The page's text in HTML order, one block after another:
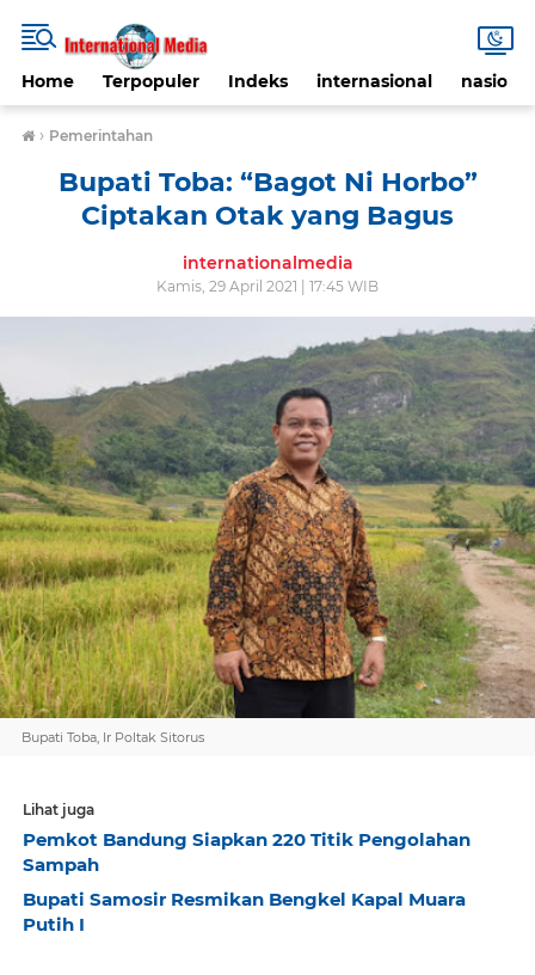
Home Terpopuler Indeks internasional nasional
› Pemerintahan
Bupati Toba: “Bagot Ni Horbo”
Ciptakan Otak yang Bagus
internationalmedia
Kamis, 29 April 2021 | 17:45 WIB
Bupati Toba, Ir Poltak Sitorus
Lihat juga
Pemkot Bandung Siapkan 220 Titik Pengolahan
Sampah
Bupati Samosir Resmikan Bengkel Kapal Muara
Putih I